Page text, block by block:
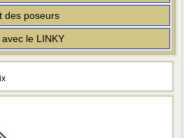
des poseurs
le LINKY